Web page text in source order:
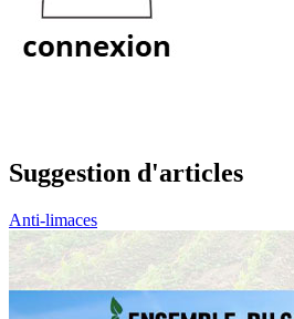
Suggestion d'articles
Anti-limaces